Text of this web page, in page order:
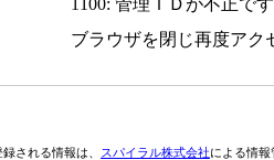
1100: 管理ＩＤが不正です
ブラウザを閉じ再度アク
される情報は、 スパイラル株式会社による情